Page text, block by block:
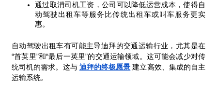
通过取消司机工资，公司可以降低运营成本，使得自
动驾驶出租车等服务比传统出租车或叫车服务更实
惠。
自动驾驶出租车有可能主导迪拜的交通运输行业，尤其是在
“首英里”和“最后一英里”的交通运输领域。这可能会减少对传
统司机的需求。这与 迪拜的终极愿景 建立高效、集成的自主
运输系统。